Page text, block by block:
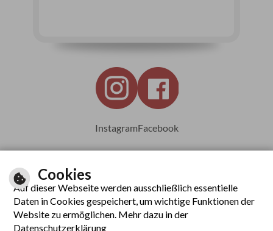
InstagramFacebook
Leichte Sprache
Cookies
Auf dieser Webseite werden ausschließlich essentielle
Daten in Cookies gespeichert, um wichtige Funktionen der
Website zu ermöglichen. Mehr dazu in der
Datenschutzerklärung